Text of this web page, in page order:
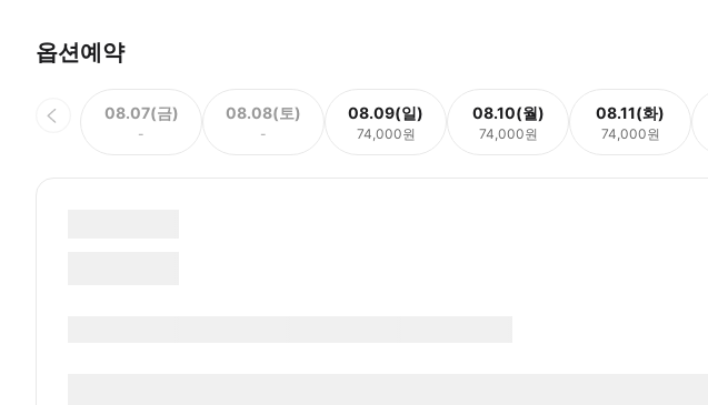
옵션예약
08.07(금)
-
08.08(토)
-
08.09(일)
74,000원
08.10(월)
74,000원
08.11(화)
74,000원